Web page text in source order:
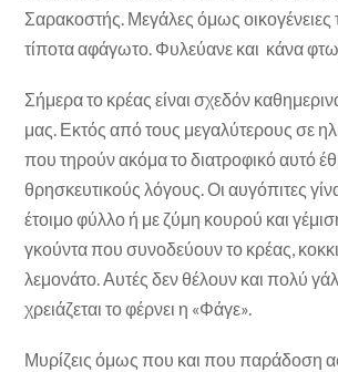
Σαρακοστής. Μεγάλες όμως οικογένειες
τίποτα αφάγωτο. Φυλεύανε και κάνα
Σήμερα το κρέας είναι σχεδόν
μας. Εκτός από τους μεγαλύτερους σε
που τηρούν ακόμα το διατροφικό αυτό
θρησκευτικούς λόγους. Οι αυγόπιτες
έτοιμο φύλλο ή με ζύμη κουρού και
γκούντα που συνοδεύουν το κρέας,
λεμονάτο. Αυτές δεν θέλουν και πολύ
χρειάζεται το φέρνει η «Φάγε».
Μυρίζεις όμως που και που παράδοση